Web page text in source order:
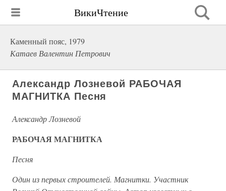
ВикиЧтение
Каменный пояс, 1979
Катаев Валентин Петрович
Александр Лозневой РАБОЧАЯ
МАГНИТКА Песня
Александр Лозневой
РАБОЧАЯ МАГНИТКА
Песня
Один из первых строителей. Магнитки. Участник